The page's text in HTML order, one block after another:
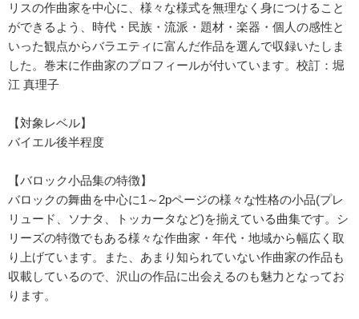
リスの作曲家を中心に、様々な様式を無理なく身につけること
ができるよう、時代・民族・流派・題材・楽器・個人の感性と
いった観点からバラエティに富んだ作品を選んで収録いたしま
した。巻末に作曲家のプロフィールが付いています。校訂：堀
江 真理子
【対象レベル】
バイエル後半程度
【バロック小品集の特徴】
バロックの舞曲を中心に1～2pページの様々な性格の小品(プレ
リュード、ソナタ、トッカータなど)を揃えている曲集です。シ
リーズの特徴でもある様々な作曲家・年代・地域から幅広く取
り上げています。また、あまり知られていない作曲家の作品も
収載しているので、沢山の作品に出会えるのも魅力となってお
ります。